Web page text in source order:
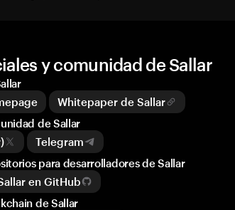
y comunidad de Sallar
Whitepaper de Sallar
de Sallar
Telegram
para desarrolladores de Sallar
en GitHub
de Sallar